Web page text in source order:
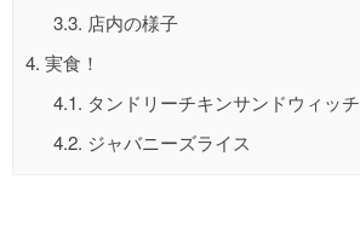
3.3. 店内の様子
4. 実食！
4.1. タンドリーチキンサンドウィッチ
4.2. ジャバニーズライス